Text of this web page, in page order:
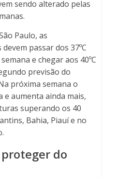
sendo alterado pelas
Paulo, as
passar dos 37ºC
e chegar aos 40ºC
previsão do
próxima semana o
e aumenta ainda mais,
superando os 40
Bahia, Piauí e no
proteger do